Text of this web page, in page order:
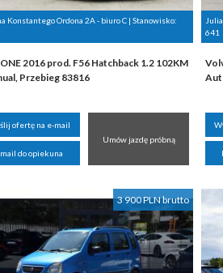
Konstantego Ordona 2A - biuro C | Stanowisko:
2016 prod. F56 Hatchback 1.2 102KM
Przebieg 83816
ofertę na e-mail
do opiekuna
Umów jazdę próbną
641
3 900 PLN brutto